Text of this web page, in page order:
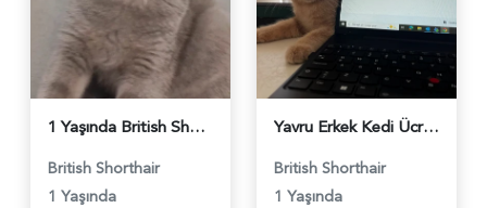
1 Yaşında British Shorthair Yuva Arıyor - 5650
British Shorthair
1 Yaşında
Yavru Erkek Kedi Ücretsiz Sahiplendirme - 5324
British Shorthair
1 Yaşında